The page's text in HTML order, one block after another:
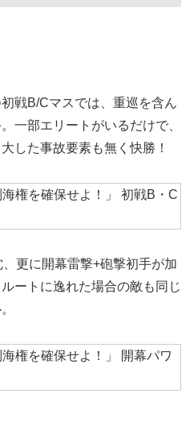
戦B/Cマスでは、重巡を含ん
一部エリートがいるだけで、
した事故要素も無く快勝！
更に開幕雷撃+砲撃初手が加
ートに逸れた場合の敵も同じ